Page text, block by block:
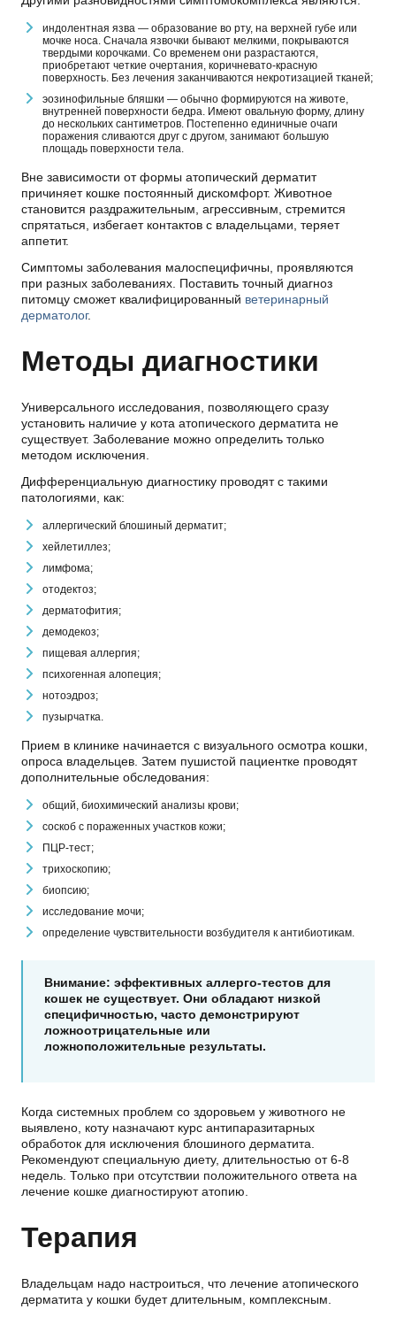
индолентная язва — образование во рту, на верхней губе или
мочке носа. Сначала язвочки бывают мелкими, покрываются
твердыми корочками. Со временем они разрастаются,
приобретают четкие очертания, коричневато-красную
поверхность. Без лечения заканчиваются некротизацией тканей;
эозинофильные бляшки — обычно формируются на животе,
внутренней поверхности бедра. Имеют овальную форму, длину
до нескольких сантиметров. Постепенно единичные очаги
поражения сливаются друг с другом, занимают большую
площадь поверхности тела.
Вне зависимости от формы атопический дерматит
причиняет кошке постоянный дискомфорт. Животное
становится раздражительным, агрессивным, стремится
спрятаться, избегает контактов с владельцами, теряет
аппетит.
Симптомы заболевания малоспецифичны, проявляются
при разных заболеваниях. Поставить точный диагноз
питомцу сможет квалифицированный ветеринарный
дерматолог.
Методы диагностики
Универсального исследования, позволяющего сразу
установить наличие у кота атопического дерматита не
существует. Заболевание можно определить только
методом исключения.
Дифференциальную диагностику проводят с такими
патологиями, как:
аллергический блошиный дерматит;
хейлетиллез;
лимфома;
отодектоз;
дерматофития;
демодекоз;
пищевая аллергия;
психогенная алопеция;
нотоэдроз;
пузырчатка.
Прием в клинике начинается с визуального осмотра кошки,
опроса владельцев. Затем пушистой пациентке проводят
дополнительные обследования:
общий, биохимический анализы крови;
соскоб с пораженных участков кожи;
ПЦР-тест;
трихоскопию;
биопсию;
исследование мочи;
определение чувствительности возбудителя к антибиотикам.
Внимание: эффективных аллерго-тестов для
кошек не существует. Они обладают низкой
специфичностью, часто демонстрируют
ложноотрицательные или
ложноположительные результаты.
Когда системных проблем со здоровьем у животного не
выявлено, коту назначают курс антипаразитарных
обработок для исключения блошиного дерматита.
Рекомендуют специальную диету, длительностью от 6-8
недель. Только при отсутствии положительного ответа на
лечение кошке диагностируют атопию.
Терапия
Владельцам надо настроиться, что лечение атопического
дерматита у кошки будет длительным, комплексным.